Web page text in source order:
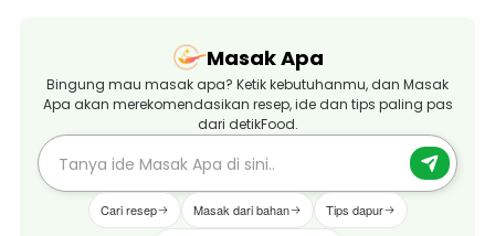
Masak Apa
Bingung mau masak apa? Ketik kebutuhanmu, dan Masak
Apa akan merekomendasikan resep, ide dan tips paling pas
dari detikFood.
Cari resep Masak dari bahan Tips dapur